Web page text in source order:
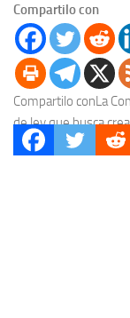
Compartilo con
Compartilo conLa
de ley que busca
rurales de la...